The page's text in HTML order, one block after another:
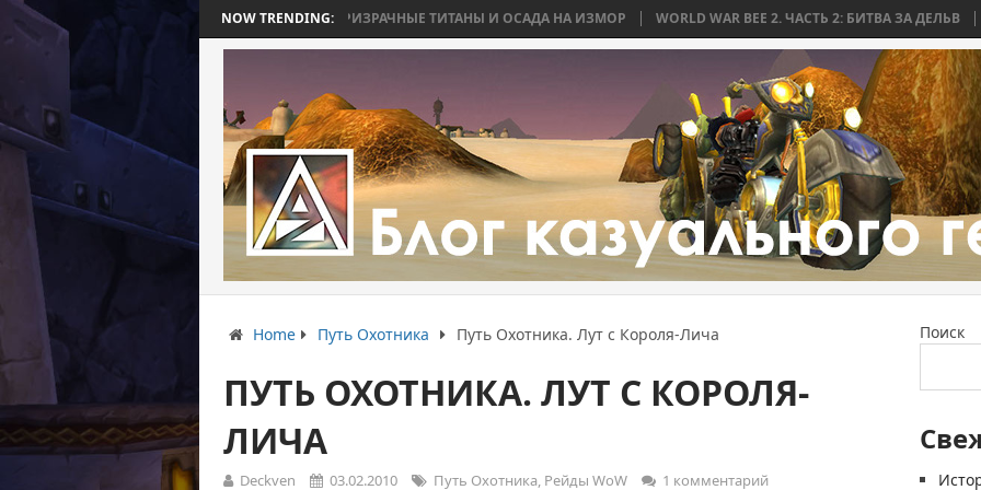
NOW TRENDING:
WORLD WAR BEE 2. ЧАСТЬ 3: ПРИЗРАЧНЫЕ ТИТАНЫ И ОСАДА НА ИЗМОР WORLD WAR BEE 2. ЧАСТЬ 2: БИТВА ЗА ДЕЛЬВ WORLD
Home Путь Охотника Путь Охотника. Лут с Короля-Лича
ПУТЬ ОХОТНИКА. ЛУТ С КОРОЛЯ-
ЛИЧА
Deckven 03.02.2010 Путь Охотника, Рейды WoW 1 комментарий
Поиск